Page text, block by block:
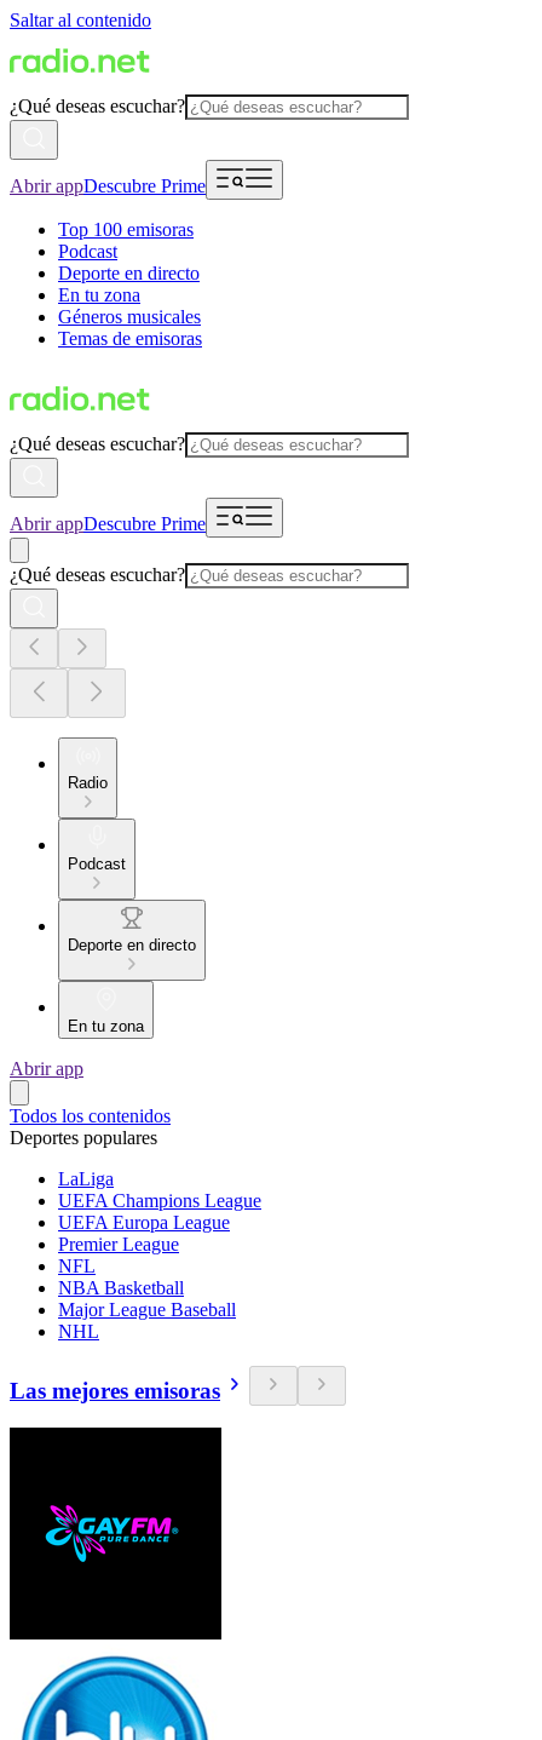
Saltar al contenido
¿Qué deseas escuchar?
Abrir appDescubre Prime
Top 100 emisoras
Podcast
Deporte en directo
En tu zona
Géneros musicales
Temas de emisoras
¿Qué deseas escuchar?
Abrir appDescubre Prime
¿Qué deseas escuchar?
Radio
Podcast
Deporte en directo
En tu zona
Abrir app
Todos los contenidos
Deportes populares
LaLiga
UEFA Champions League
UEFA Europa League
Premier League
NFL
NBA Basketball
Major League Baseball
NHL
Las mejores emisoras